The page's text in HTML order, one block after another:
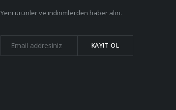
Yeni ürünler ve indirimlerden haber alın.